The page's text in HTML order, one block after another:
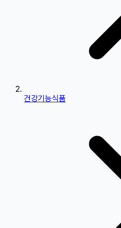
건강기능식품